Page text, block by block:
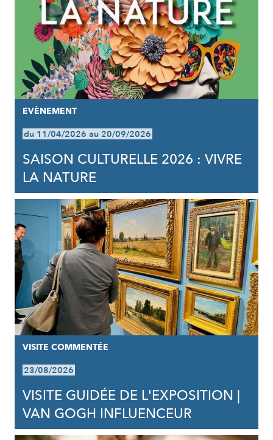
EVÈNEMENT
du 11/04/2026 au 20/09/2026
SAISON CULTURELLE 2026 : VIVRE
LA NATURE
VISITE COMMENTÉE
23/08/2026
VISITE GUIDÉE DE L'EXPOSITION |
VAN GOGH INFLUENCEUR